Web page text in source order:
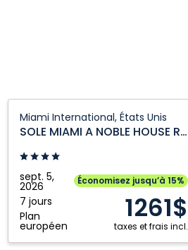
Miami International, États Unis
SOLE MIAMI A NOBLE HOUSE RESORT
sept. 5,
2026
7 jours
Plan
européen
Économisez jusqu’à 15%
1261$
taxes et frais incl.
MIAMI
NOBLE
HOUSE
RESORT:
Miami
International,
États